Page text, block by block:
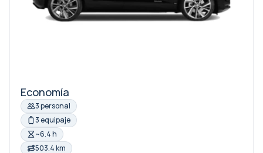
Economía
3 personal
3 equipaje
~6.4 h
503.4 km